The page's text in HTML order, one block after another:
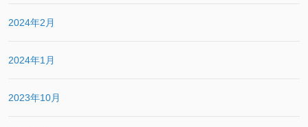
2024年2月
2024年1月
2023年10月